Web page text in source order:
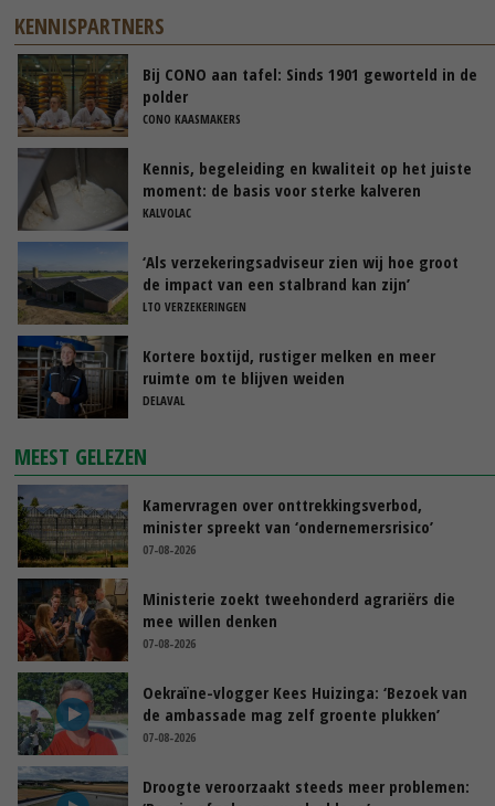
KENNISPARTNERS
Bij CONO aan tafel: Sinds 1901 geworteld in de
polder
CONO KAASMAKERS
Kennis, begeleiding en kwaliteit op het juiste
moment: de basis voor sterke kalveren
KALVOLAC
‘Als verzekeringsadviseur zien wij hoe groot
de impact van een stalbrand kan zijn’
LTO VERZEKERINGEN
Kortere boxtijd, rustiger melken en meer
ruimte om te blijven weiden
DELAVAL
MEEST GELEZEN
Kamervragen over onttrekkingsverbod,
minister spreekt van ‘ondernemersrisico’
07-08-2026
Ministerie zoekt tweehonderd agrariërs die
mee willen denken
07-08-2026
Oekraïne-vlogger Kees Huizinga: ‘Bezoek van
de ambassade mag zelf groente plukken’
07-08-2026
Droogte veroorzaakt steeds meer problemen: